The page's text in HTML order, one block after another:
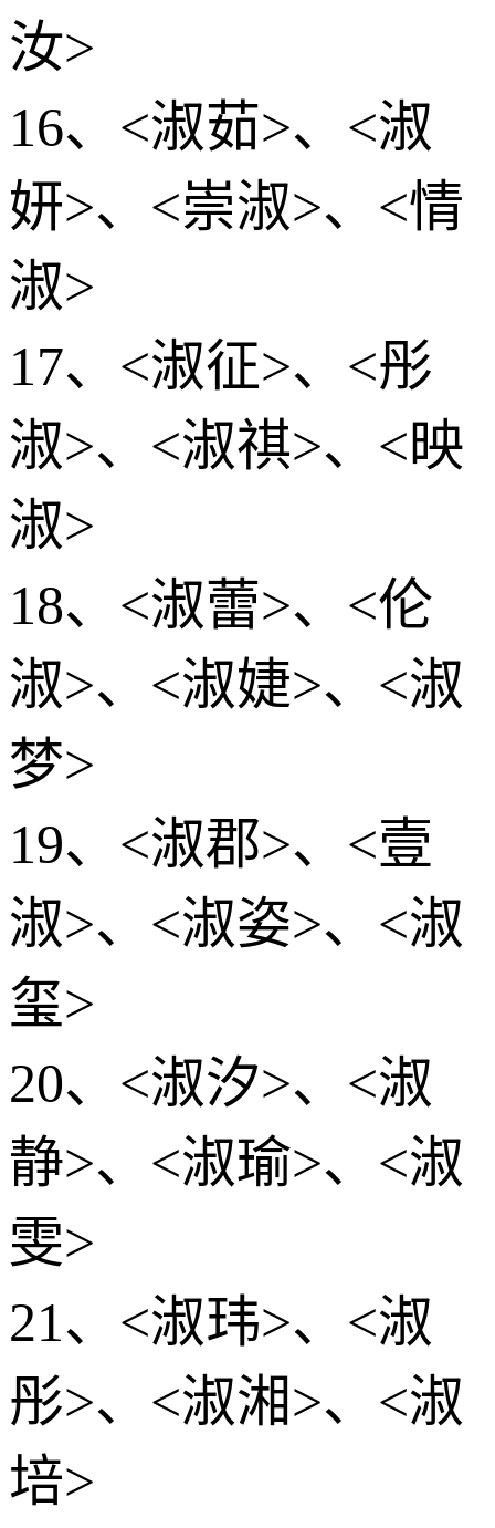
汝>
16、<淑茹>、<淑
妍>、<崇淑>、<情
淑>
17、<淑征>、<彤
淑>、<淑祺>、<映
淑>
18、<淑蕾>、<伦
淑>、<淑婕>、<淑
梦>
19、<淑郡>、<壹
淑>、<淑姿>、<淑
玺>
20、<淑汐>、<淑
静>、<淑瑜>、<淑
雯>
21、<淑玮>、<淑
彤>、<淑湘>、<淑
培>